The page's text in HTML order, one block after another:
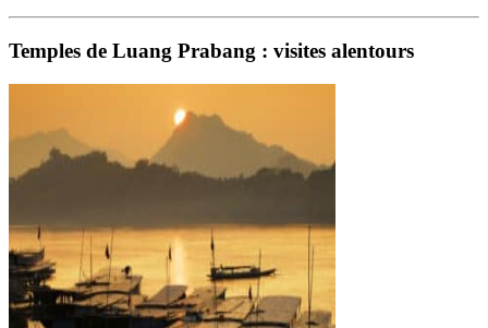
Temples de Luang Prabang : visites alentours